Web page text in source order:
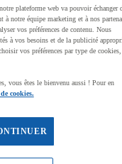
plateforme web va pouvoir échanger
à notre équipe marketing et à nos
vos préférences de contenu. Nous
à vos besoins et de la publicité
vos préférences par type de cookies,
vous êtes le bienvenu aussi ! Pour en
cookies.